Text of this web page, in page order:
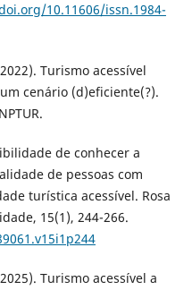
10.11606/issn.1984-
Turismo acessível
cenário (d)eficiente(?).
de conhecer a
de pessoas com
turística acessível. Rosa
15(1), 244-266.
Turismo acessível a